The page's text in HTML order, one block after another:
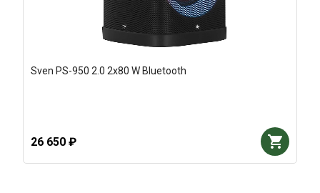
Sven PS-950 2.0 2x80 W Bluetooth
26 650 ₽